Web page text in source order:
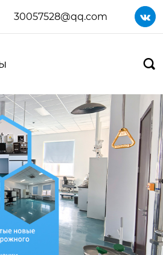
30057528@qq.com 
